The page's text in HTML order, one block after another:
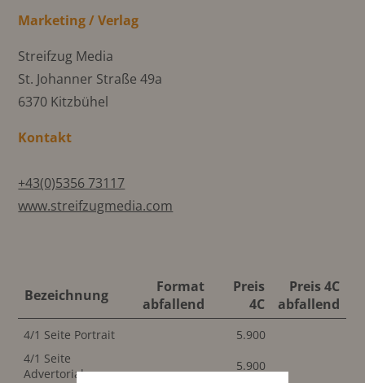
Marketing / Verlag
Streifzug Media
St. Johanner Straße 49a
6370 Kitzbühel
Kontakt
+43(0)5356 73117
www.streifzugmedia.com
Bezeichnung
Format
abfallend
Preis
4C
Preis 4C
abfallend
4/1 Seite Portrait
5.900
4/1 Seite
Advertorial
5.900